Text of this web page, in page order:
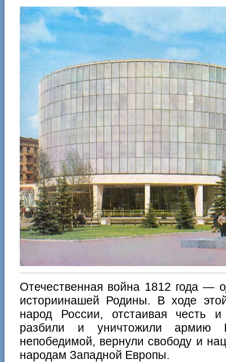
Отечественная война 1812 года —
историинашей Родины. В ходе
народ России, отстаивая честь
разбили и уничтожили армию
непобедимой, вернули свободу и
народам Западной Европы.